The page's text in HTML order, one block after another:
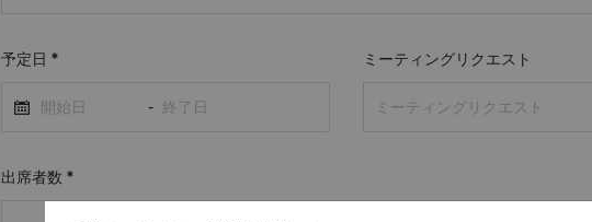
予定日 *
-
ミーティングリクエスト
ミーティングリクエスト
出席者数 *